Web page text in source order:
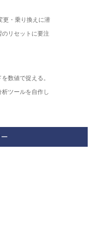
更・乗り換えに潜
リセットに要注
数値で捉える。
ツールを自作し